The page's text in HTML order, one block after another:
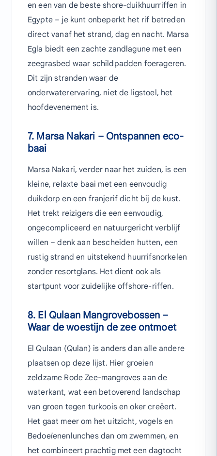
en een van de beste shore-duikhuurriffen in
Egypte – je kunt onbeperkt het rif betreden
direct vanaf het strand, dag en nacht. Marsa
Egla biedt een zachte zandlagune met een
zeegrasbed waar schildpadden foerageren.
Dit zijn stranden waar de
onderwaterervaring, niet de ligstoel, het
hoofdevenement is.
7. Marsa Nakari – Ontspannen eco-
baai
Marsa Nakari, verder naar het zuiden, is een
kleine, relaxte baai met een eenvoudig
duikdorp en een franjerif dicht bij de kust.
Het trekt reizigers die een eenvoudig,
ongecompliceerd en natuurgericht verblijf
willen – denk aan bescheiden hutten, een
rustig strand en uitstekend huurrifsnorkelen
zonder resortglans. Het dient ook als
startpunt voor zuidelijke offshore-riffen.
8. El Qulaan Mangrovebossen –
Waar de woestijn de zee ontmoet
El Qulaan (Qulan) is anders dan alle andere
plaatsen op deze lijst. Hier groeien
zeldzame Rode Zee-mangroves aan de
waterkant, wat een betoverend landschap
van groen tegen turkoois en oker creëert.
Het gaat meer om het uitzicht, vogels en
Bedoeïenenlunches dan om zwemmen, en
het combineert prachtig met een dagtocht